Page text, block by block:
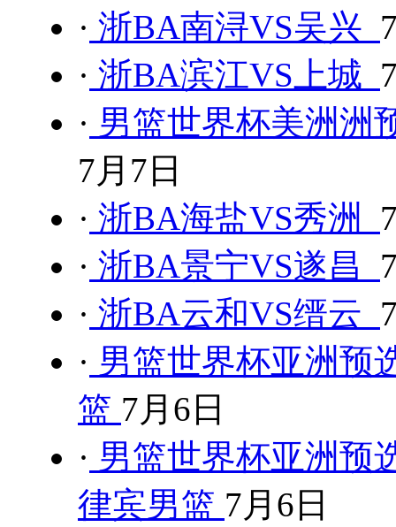
· 浙BA南浔VS吴兴
· 浙BA滨江VS上城
· 男篮世界杯美洲洲
7月7日
· 浙BA海盐VS秀洲
· 浙BA景宁VS遂昌
· 浙BA云和VS缙云
· 男篮世界杯亚洲预
篮 7月6日
· 男篮世界杯亚洲预
律宾男篮 7月6日